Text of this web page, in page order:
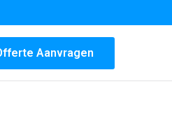
Aanvragen